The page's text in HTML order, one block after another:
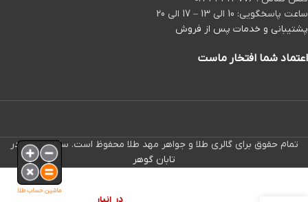
ساعت پاسخگویی: 10 الی 13 – 17 الی 20
پشتیبانی و خدمات پس از فروش
اعتماد شما افتخار ماست
ماشین حساب طلا
تمام حقوق برای گالری طلا و جواهر مهد طلا محفوظ است. ساخته شده در
تابان گوهر